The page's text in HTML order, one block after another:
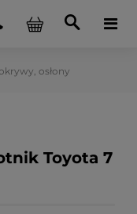
osłony
Toyota 7